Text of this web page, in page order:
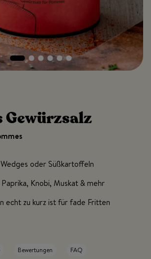
Gewürzsalz
oder Süßkartoffeln
Paprika, Knobi, Muskat & mehr
echt zu kurz ist für fade Fritten
Bewertungen FAQ